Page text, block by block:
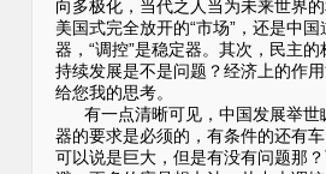
向多极化，当代之人当为未来世界
美国式完全放开的“市场”，还是中
器，“调控”是稳定器。其次，民主
持续发展是不是问题？经济上的作
给您我的思考。
有一点清晰可见，中国发展举世
器的要求是必须的，有条件的还有
可以说是巨大，但是有没有问题那